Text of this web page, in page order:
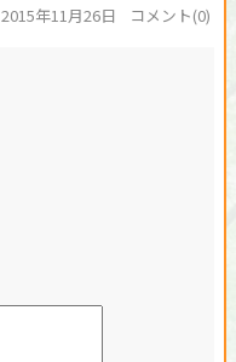
2015年11月26日 コメント(0)